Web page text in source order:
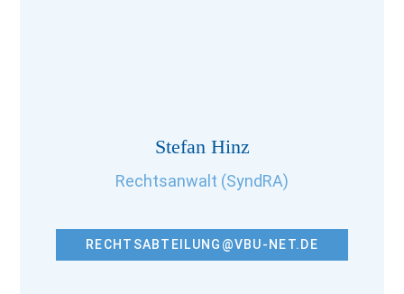
Stefan Hinz
Rechtsanwalt (SyndRA)
RECHTSABTEILUNG@VBU-NET.DE